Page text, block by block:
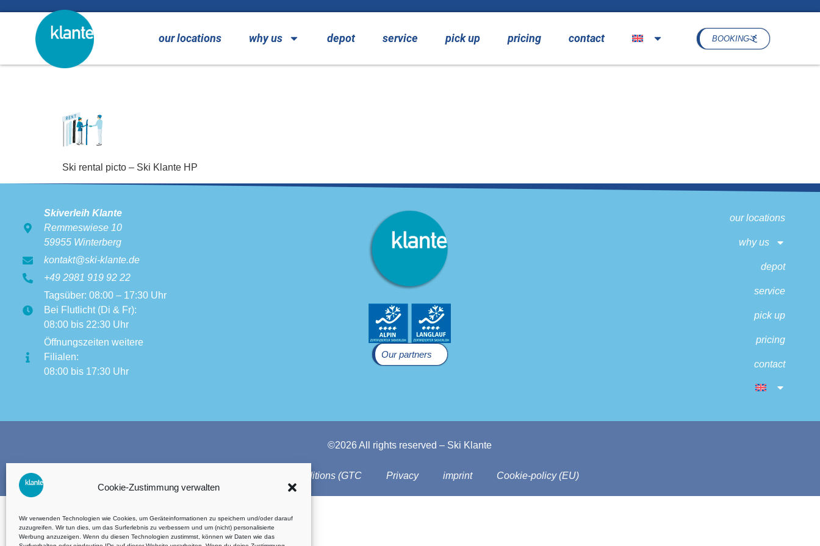
Cookie-Zustimmung verwalten
Wir verwenden Technologien wie Cookies, um Geräteinformationen zu speichern und/oder darauf
zuzugreifen. Wir tun dies, um das Surferlebnis zu verbessern und um (nicht) personalisierte
Werbung anzuzeigen. Wenn du diesen Technologien zustimmst, können wir Daten wie das
our locations why us depot service pick up pricing contact BOOKING
Ski rental picto – Ski Klante HP
Skiverleih Klante
Remmeswiese 10
59955 Winterberg
kontakt@ski-klante.de
+49 2981 919 92 22
Tagsüber: 08:00 – 17:30 Uhr
Bei Flutlicht (Di & Fr):
08:00 bis 22:30 Uhr
Öffnungszeiten weitere
Filialen:
08:00 bis 17:30 Uhr
Our partners
our locations
why us
depot
service
pick up
pricing
contact
©2026 All rights reserved – Ski Klante
Terms and Conditions (GTC Privacy imprint Cookie-policy (EU)